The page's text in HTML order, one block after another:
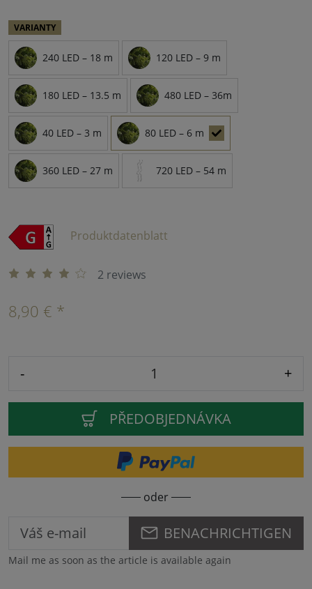
VARIANTY
240 LED – 18 m 120 LED – 9 m
180 LED – 13.5 m 480 LED – 36m
40 LED – 3 m 80 LED – 6 m
360 LED – 27 m 720 LED – 54 m
Produktdatenblatt
2 reviews
8,90 € *
- +
PŘEDOBJEDNÁVKA
oder
BENACHRICHTIGEN
Mail me as soon as the article is available again